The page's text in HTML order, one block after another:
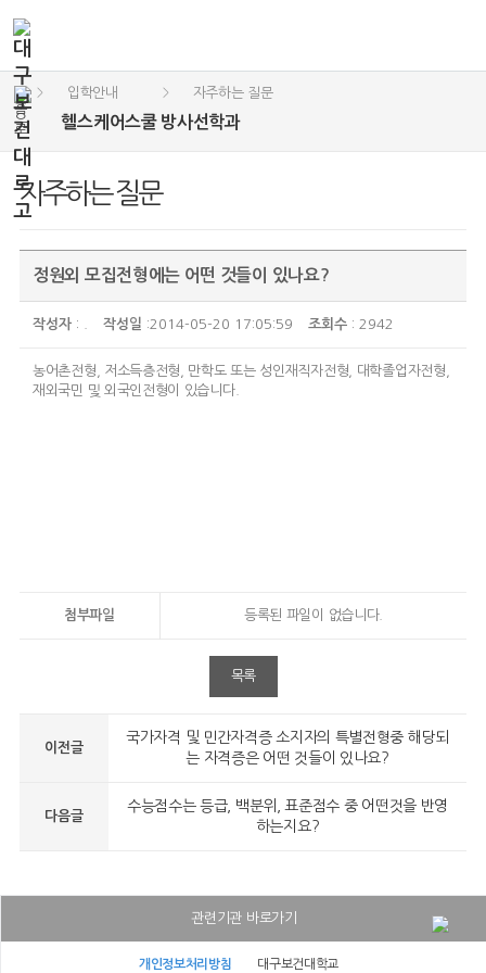
헬스케어스쿨 방사선학과
> 입학안내 > 자주하는 질문
자주하는 질문
정원외 모집전형에는 어떤 것들이 있나요?
작성자 : . 작성일 :2014-05-20 17:05:59 조회수 : 2942
농어촌전형, 저소득층전형, 만학도 또는 성인재직자전형, 대학졸업자전형,
재외국민 및 외국인전형이 있습니다.
첨부파일 등록된 파일이 없습니다.
목록
이전글
국가자격 및 민간자격증 소지자의 특별전형중 해당되
는 자격증은 어떤 것들이 있나요?
다음글
수능점수는 등급, 백분위, 표준점수 중 어떤것을 반영
하는지요?
관련기관 바로가기
대구보건대학교병원
대구보건대학교
개인정보처리방침 대구보건대학교